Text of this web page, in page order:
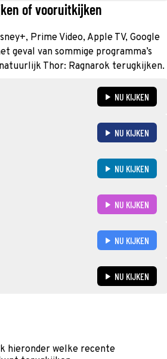
of vooruitkijken
Prime Video, Apple TV, Google
geval van sommige programma’s
Thor: Ragnarok terugkijken.
NU KIJKEN
NU KIJKEN
NU KIJKEN
NU KIJKEN
NU KIJKEN
NU KIJKEN
hieronder welke recente